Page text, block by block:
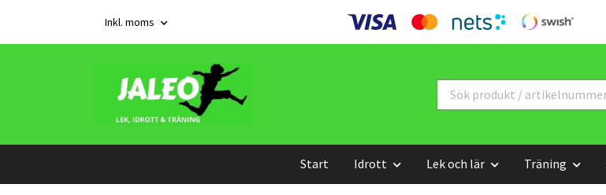
Inkl. moms
Start Idrott Lek och lär Träning